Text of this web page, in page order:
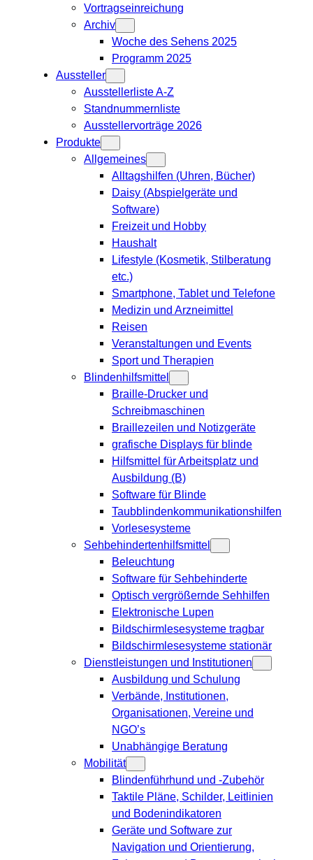
Vortragseinreichung
Archiv
Woche des Sehens 2025
Programm 2025
Aussteller
Ausstellerliste A-Z
Standnummernliste
Ausstellervorträge 2026
Produkte
Allgemeines
Alltagshilfen (Uhren, Bücher)
Daisy (Abspielgeräte und
Software)
Freizeit und Hobby
Haushalt
Lifestyle (Kosmetik, Stilberatung
etc.)
Smartphone, Tablet und Telefone
Medizin und Arzneimittel
Reisen
Veranstaltungen und Events
Sport und Therapien
Blindenhilfsmittel
Braille-Drucker und
Schreibmaschinen
Braillezeilen und Notizgeräte
grafische Displays für blinde
Hilfsmittel für Arbeitsplatz und
Ausbildung (B)
Software für Blinde
Taubblindenkommunikationshilfen
Vorlesesysteme
Sehbehindertenhilfsmittel
Beleuchtung
Software für Sehbehinderte
Optisch vergrößernde Sehhilfen
Elektronische Lupen
Bildschirmlesesysteme tragbar
Bildschirmlesesysteme stationär
Dienstleistungen und Institutionen
Ausbildung und Schulung
Verbände, Institutionen,
Organisationen, Vereine und
NGO’s
Unabhängige Beratung
Mobilität
Blindenführhund und -Zubehör
Taktile Pläne, Schilder, Leitlinien
und Bodenindikatoren
Geräte und Software zur
Navigation und Orientierung,